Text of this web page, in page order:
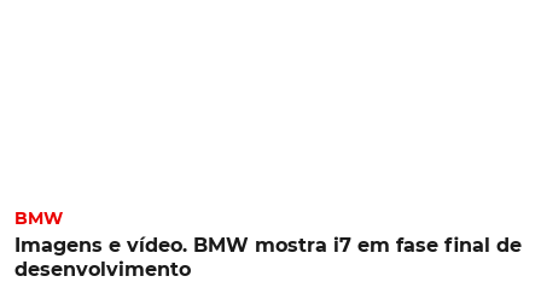
BMW
Imagens e vídeo. BMW mostra i7 em fase final de
desenvolvimento